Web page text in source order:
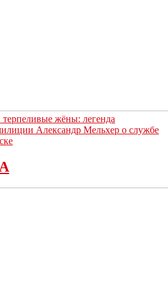
жёны: легенда
Александр Мельхер о службе